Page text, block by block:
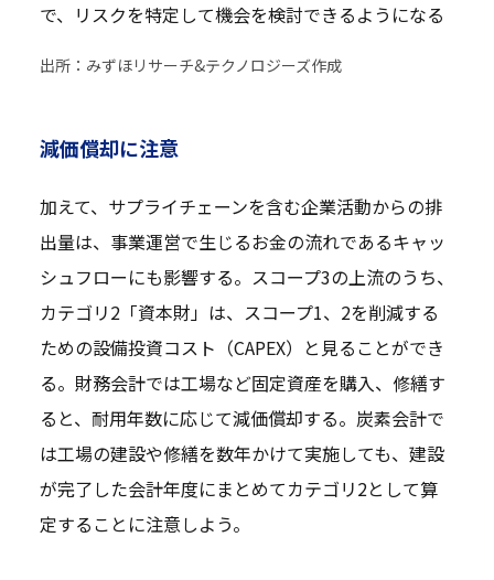
で、リスクを特定して機会を検討できるようになる
出所：みずほリサーチ&テクノロジーズ作成
減価償却に注意
加えて、サプライチェーンを含む企業活動からの排
出量は、事業運営で生じるお金の流れであるキャッ
シュフローにも影響する。スコープ3の上流のうち、
カテゴリ2「資本財」は、スコープ1、2を削減する
ための設備投資コスト（CAPEX）と見ることができ
る。財務会計では工場など固定資産を購入、修繕す
ると、耐用年数に応じて減価償却する。炭素会計で
は工場の建設や修繕を数年かけて実施しても、建設
が完了した会計年度にまとめてカテゴリ2として算
定することに注意しよう。